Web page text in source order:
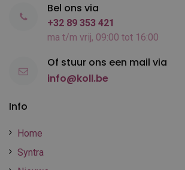
Info
Home
Syntra
Bel ons via
+32 89 353 421
ma t/m vrij, 09:00 tot 16:00
Of stuur ons een mail via
info@koll.be